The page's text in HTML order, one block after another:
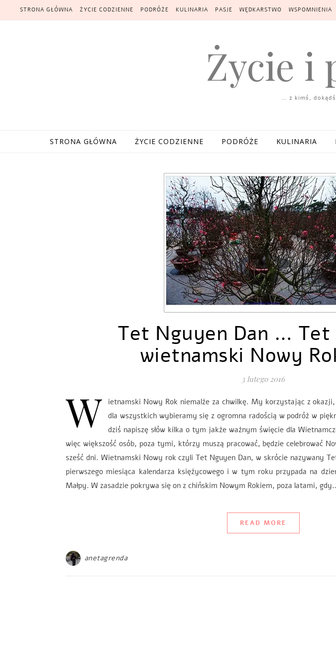
Skip to content
STRONA GŁÓWNA ŻYCIE CODZIENNE PODRÓŻE KULINARIA PASJE WĘDKARSTWO WSPOMNIENIA
Życie i
… z kimś,
STRONA GŁÓWNA ŻYCIE CODZIENNE PODRÓŻE KULINARIA
Tet Nguyen Dan …
wietnamski Nowy
3 lutego 2016
W
ietnamski Nowy Rok niemalże za chwilkę. My korzystając z
dla wszystkich wybieramy się z ogromna radością w podróż w
dziś napiszę słów kilka o tym jakże ważnym święcie dla
więc większość osób, poza tymi, którzy muszą pracować, będzie celebrować
sześć dni. Wietnamski Nowy rok czyli Tet Nguyen Dan, w skrócie nazywany
pierwszego miesiąca kalendarza księżycowego i w tym roku przypada na
Małpy. W zasadzie pokrywa się on z chińskim Nowym Rokiem, poza latami,
READ MORE
anetagrenda